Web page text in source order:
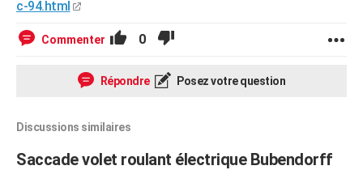
c-94.html
Commenter 0
Répondre Posez votre question
Discussions similaires
Saccade volet roulant électrique Bubendorff